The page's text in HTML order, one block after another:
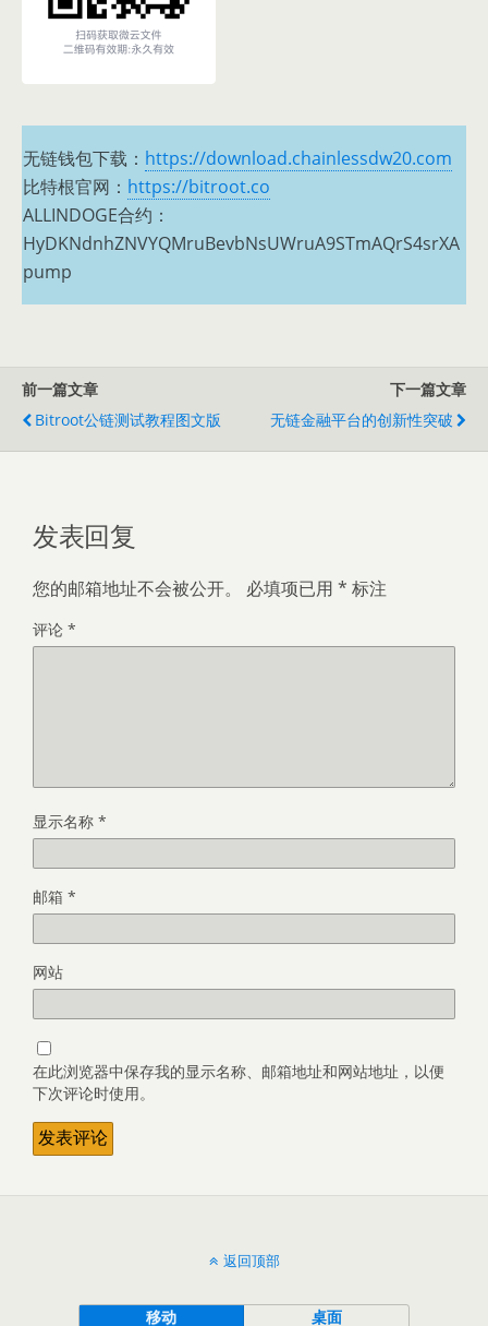
无链钱包下载： https://download.chainlessdw20.com
比特根官网： https://bitroot.co
ALLINDOGE合约：
HyDKNdnhZNVYQMruBevbNsUWruA9STmAQrS4srXA
pump
前一篇文章
Bitroot公链测试教程图文版
下一篇文章
无链金融平台的创新性突破
发表回复
您的邮箱地址不会被公开。 必填项已用 * 标注
评论 *
显示名称 *
邮箱 *
网站
在此浏览器中保存我的显示名称、邮箱地址和网站地址，以便
下次评论时使用。
返回顶部
移动 桌面